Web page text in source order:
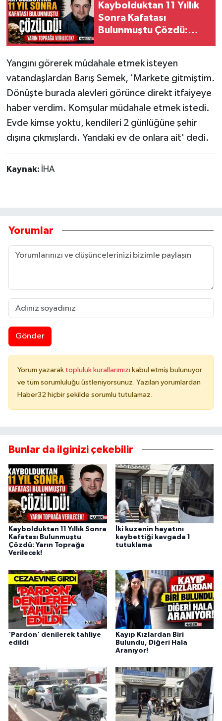
Kaybolduktan 11 Yıllık
Sonra Kafatası
Bulunmuştu Çözdü:
Yangını görerek müdahale etmek isteyen
vatandaşlardan Barış Semek, 'Markete gitmiştim.
Dönüşte burada alevleri görünce direkt itfaiyeye
haber verdim. Komşular müdahale etmek istedi.
Evde kimse yoktu, kendileri 2 günlüğüne şehir
dışına çıkmışlardı. Yandaki ev de onlara ait' dedi.
Kaynak: İHA
Yorumlar
Gönder
Yorum yazarak topluluk kurallarımızı kabul etmiş bulunuyor
ve tüm sorumluluğu üstleniyorsunuz. Yazılan yorumlardan
Haber32 hiçbir şekilde sorumlu tutulamaz.
Bunlar da ilginizi çekebilir
Kaybolduktan 11 Yıllık Sonra
Kafatası Bulunmuştu
Çözdü: Yarın Toprağa
Verilecek!
İki kuzenin hayatını
kaybettiği kavgada 1
tutuklama
'Pardon' denilerek tahliye
edildi
Kayıp Kızlardan Biri
Bulundu, Diğeri Hala
Aranıyor!